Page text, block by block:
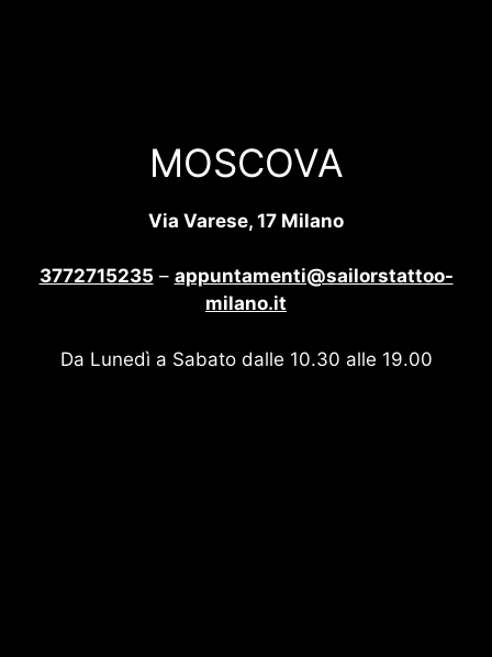
MOSCOVA
Via Varese, 17 Milano
3772715235 – appuntamenti@sailorstattoo-
milano.it
Da Lunedì a Sabato dalle 10.30 alle 19.00